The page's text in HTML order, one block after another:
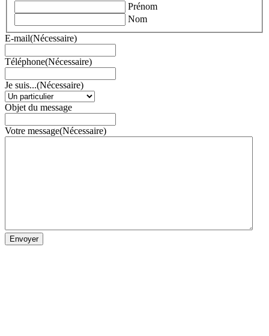
Prénom
Nom
E-mail(Nécessaire)
Téléphone(Nécessaire)
Je suis...(Nécessaire)
Objet du message
Votre message(Nécessaire)